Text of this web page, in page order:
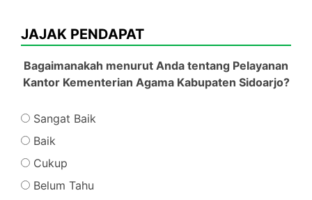
JAJAK PENDAPAT
Bagaimanakah menurut Anda tentang Pelayanan
Kantor Kementerian Agama Kabupaten Sidoarjo?
Sangat Baik
Baik
Cukup
Belum Tahu